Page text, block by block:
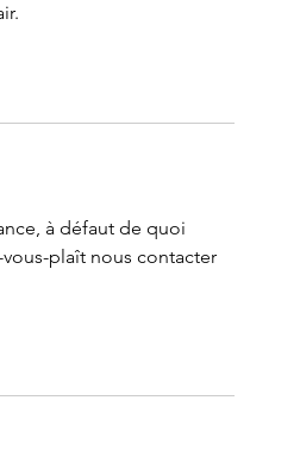
à défaut de quoi
plaît nous contacter